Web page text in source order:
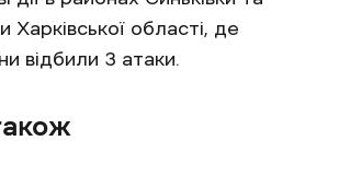
Харківської області, де
відбили 3 атаки.